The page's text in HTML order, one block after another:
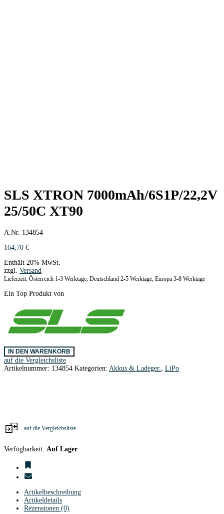
SLS XTRON 7000mAh/6S1P/22,2V
25/50C XT90
A.Nr. 134854
164,70 €
Enthält 20% MwSt.
zzgl. Versand
Lieferzeit: Österreich 1-3 Werktage, Deutschland 2-5 Werktage, Europa 3-8 Werktage
Ein Top Produkt von
SLS
XTRON
7000mAh/6S1P/22,2V
IN DEN WARENKORB
auf die Vergleichsliste
Artikelnummer: 134854 Kategorien: Akkus & Ladeger. LiPo
auf die Vergleichsliste
Verfügbarkeit: Auf Lager
Artikelbeschreibung
Artikeldetails
Rezensionen (0)